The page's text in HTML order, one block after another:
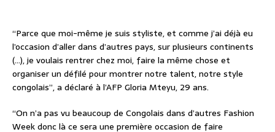
“Parce que moi-même je suis styliste, et comme j’ai déjà eu
l’occasion d’aller dans d’autres pays, sur plusieurs continents
(…), je voulais rentrer chez moi, faire la même chose et
organiser un défilé pour montrer notre talent, notre style
congolais”, a déclaré à l’AFP Gloria Mteyu, 29 ans.
“On n’a pas vu beaucoup de Congolais dans d’autres Fashion
Week donc là ce sera une première occasion de faire